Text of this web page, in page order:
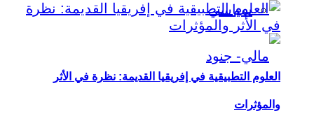
سياسي
العلوم التطبيقية في إفريقيا القديمة: نظرة في الأثر
والمؤثرات